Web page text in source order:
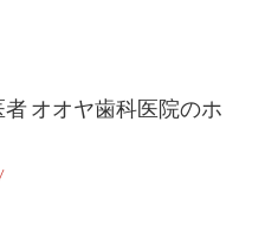
オオヤ歯科医院のホ